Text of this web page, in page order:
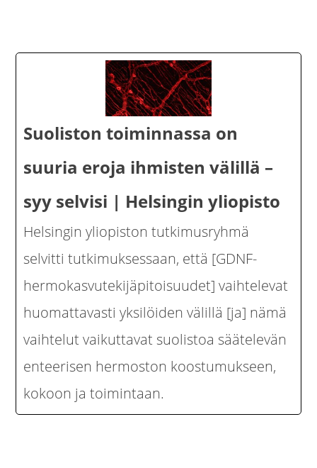
Suoliston toiminnassa on
suuria eroja ihmisten välillä –
syy selvisi | Helsingin yliopisto
Helsingin yliopiston tutkimusryhmä
selvitti tutkimuksessaan, että [GDNF-
hermokasvutekijäpitoisuudet] vaihtelevat
huomattavasti yksilöiden välillä [ja] nämä
vaihtelut vaikuttavat suolistoa säätelevän
enteerisen hermoston koostumukseen,
kokoon ja toimintaan.